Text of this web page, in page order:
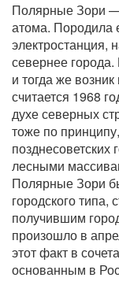
Полярные Зори —
атома. Породила
электростанция,
севернее
и тогда же
считается 1968
духе северных
тоже по
позднесоветских
лесными
Полярные Зори
городского типа,
получившим
произошло в
этот факт в
основанным в